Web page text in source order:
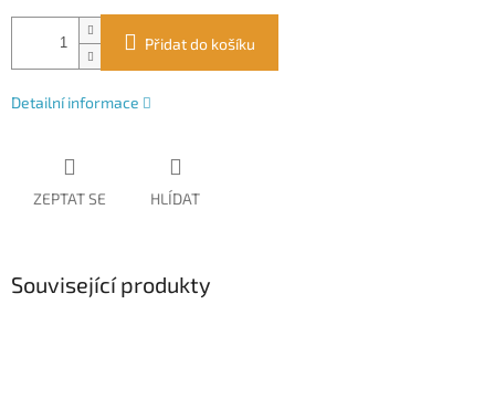
cena:
Přidat do košíku
Detailní informace
ZEPTAT SE HLÍDAT
Související produkty